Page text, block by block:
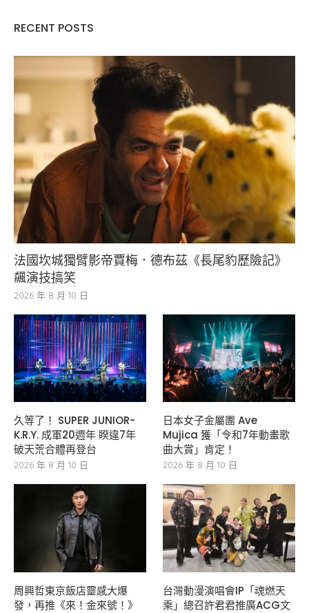
RECENT POSTS
法國坎城獨臂影帝賈梅．德布茲《長尾豹歷險記》
飆演技搞笑
2026 年 8 月 10 日
久等了！ SUPER JUNIOR-
K.R.Y. 成軍20週年 睽違7年
破天荒合體再登台
2026 年 8 月 10 日
日本女子金屬團 Ave
Mujica 獲「令和7年動畫歌
曲大賞」肯定！
2026 年 8 月 10 日
周興哲東京飯店靈感大爆
發，再推《來！金來號！》
台灣動漫演唱會IP「魂燃天
乘」總召許君君推廣ACG文